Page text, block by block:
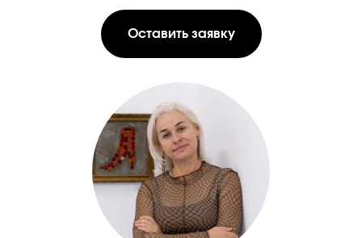
Оставить заявку